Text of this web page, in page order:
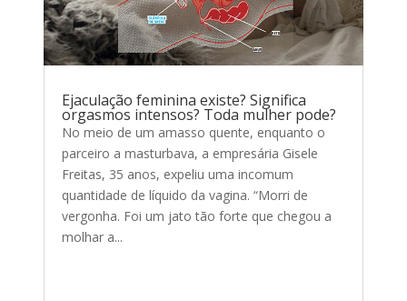
Ejaculação feminina existe? Significa
orgasmos intensos? Toda mulher pode?
No meio de um amasso quente, enquanto o
parceiro a masturbava, a empresária Gisele
Freitas, 35 anos, expeliu uma incomum
quantidade de líquido da vagina. “Morri de
vergonha. Foi um jato tão forte que chegou a
molhar a...